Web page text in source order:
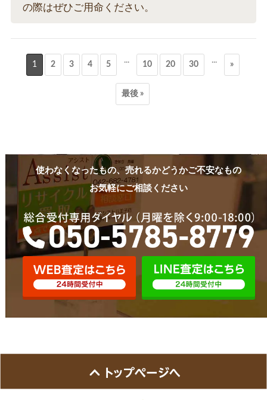
の際はぜひご用命ください。
1 2 3 4 5 ... 10 20 30 ... »
最後 »
使わなくなったもの、売れるかどうかご不安なもの
お気軽にご相談ください